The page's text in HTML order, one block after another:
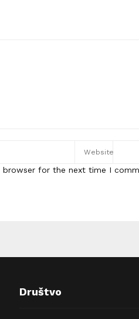
browser for the next time I
Društvo